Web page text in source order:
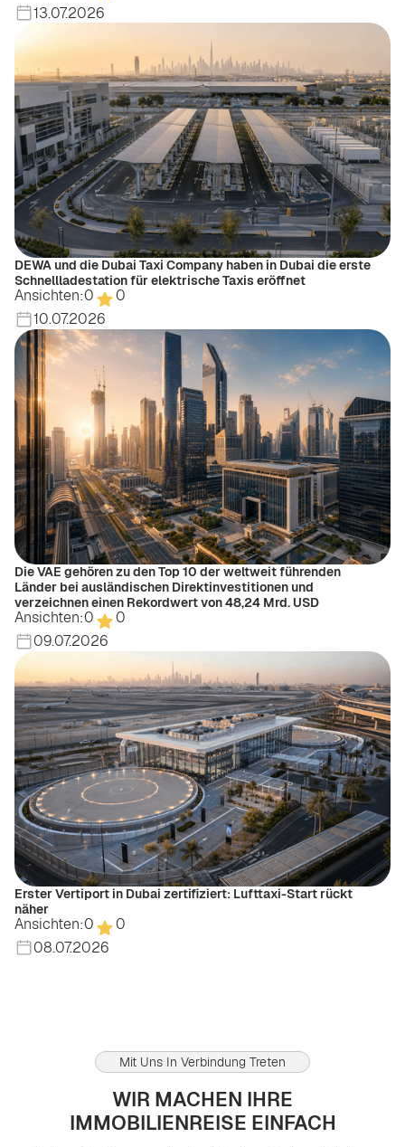
13.07.2026
DEWA und die Dubai Taxi Company haben in Dubai die erste
Schnellladestation für elektrische Taxis eröffnet
Ansichten:0
0
10.07.2026
Die VAE gehören zu den Top 10 der weltweit führenden
Länder bei ausländischen Direktinvestitionen und
verzeichnen einen Rekordwert von 48,24 Mrd. USD
Ansichten:0
0
09.07.2026
Erster Vertiport in Dubai zertifiziert: Lufttaxi-Start rückt
näher
Ansichten:0
0
08.07.2026
Mit Uns In Verbindung Treten
WIR MACHEN IHRE
IMMOBILIENREISE EINFACH